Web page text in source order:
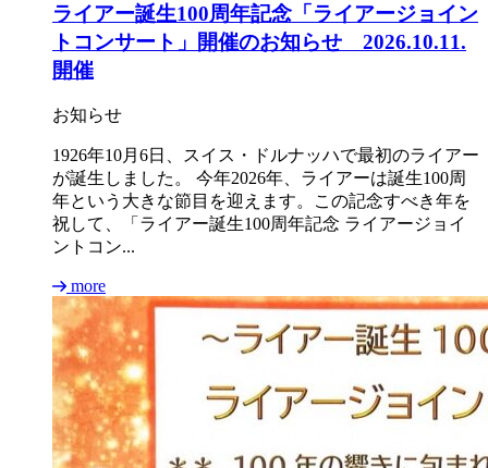
ライアー誕生100周年記念「ライアージョイン
トコンサート」開催のお知らせ 2026.10.11.
開催
お知らせ
1926年10月6日、スイス・ドルナッハで最初のライアー
が誕生しました。 今年2026年、ライアーは誕生100周
年という大きな節目を迎えます。この記念すべき年を
祝して、「ライアー誕生100周年記念 ライアージョイ
ントコン...
more